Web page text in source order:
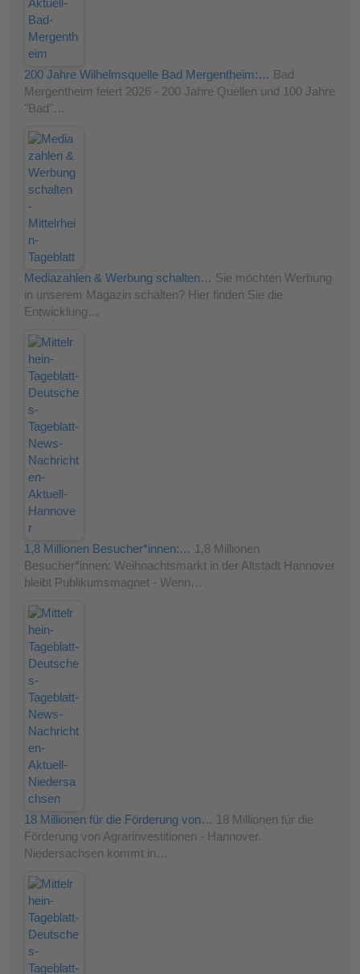
200 Jahre Wilhelmsquelle Bad Mergentheim:… Bad
Mergentheim feiert 2026 - 200 Jahre Quellen und 100 Jahre
"Bad"…
Mediazahlen & Werbung schalten… Sie möchten Werbung
in unserem Magazin schalten? Hier finden Sie die
Entwicklung…
1,8 Millionen Besucher*innen:… 1,8 Millionen
Besucher*innen: Weihnachtsmarkt in der Altstadt Hannover
bleibt Publikumsmagnet - Wenn…
18 Millionen für die Förderung von… 18 Millionen für die
Förderung von Agrarinvestitionen - Hannover.
Niedersachsen kommt in…